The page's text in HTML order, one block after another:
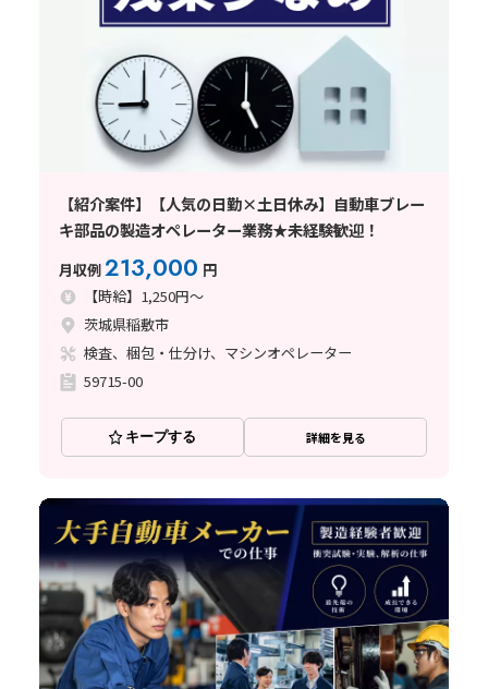
【紹介案件】【人気の日勤×土日休み】自動車ブレー
キ部品の製造オペレーター業務★未経験歓迎！
月収例213,000 円
【時給】1,250円～
茨城県稲敷市
検査、梱包・仕分け、マシンオペレーター
59715-00
キープする 詳細を見る